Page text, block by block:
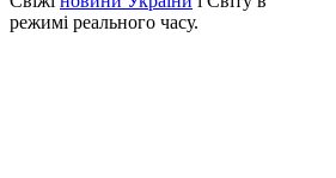
режимі реального часу.